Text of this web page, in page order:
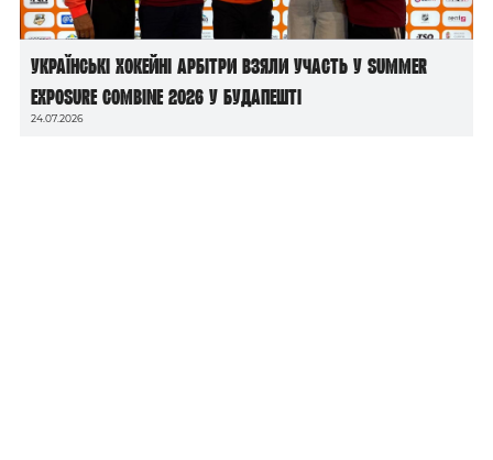
Українські хокейні арбітри взяли участь у Summer
Exposure Combine 2026 у Будапешті
24.07.2026